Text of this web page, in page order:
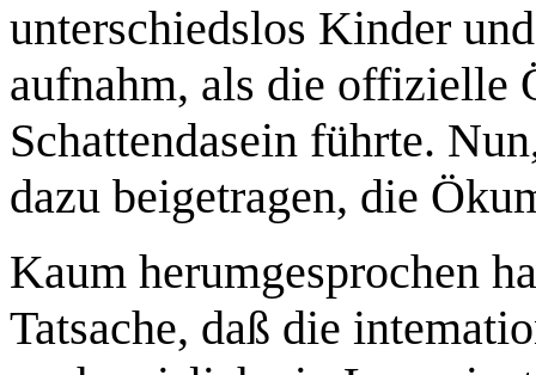
unterschiedslos Kinder
aufnahm, als die offizielle
Schattendasein führte.
dazu beigetragen, die
Kaum herumgesprochen
Tatsache, daß die